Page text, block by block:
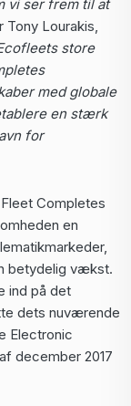
vi ser frem til at
Tony Lourakis,
store
med globale
en stærk
for
Completes
en
betydelig vækst.
ind på det
dets nuværende
Electronic
december 2017